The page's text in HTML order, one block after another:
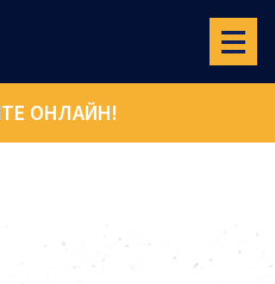
ОНЛАЙН!